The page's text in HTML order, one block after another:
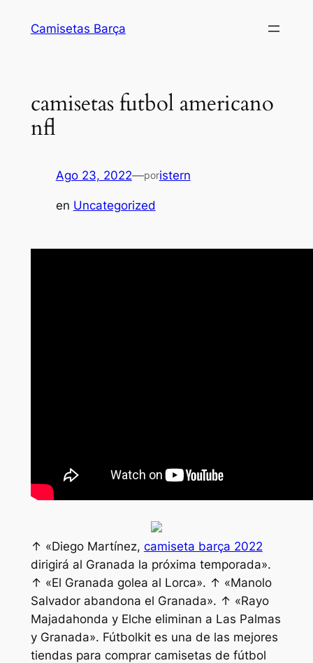
Camisetas Barça
camisetas futbol americano
nfl
Ago 23, 2022—poristern
en Uncategorized
↑ «Diego Martínez, camiseta barça 2022
dirigirá al Granada la próxima temporada».
↑ «El Granada golea al Lorca». ↑ «Manolo
Salvador abandona el Granada». ↑ «Rayo
Majadahonda y Elche eliminan a Las Palmas
y Granada». Fútbolkit es una de las mejores
tiendas para comprar camisetas de fútbol